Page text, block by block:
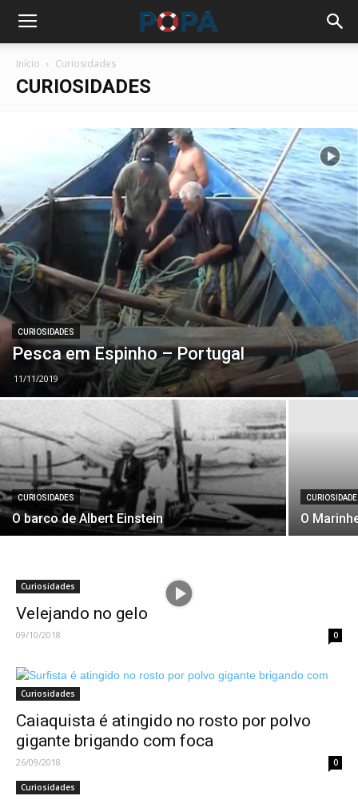
Início Curiosidades
CURIOSIDADES
CURIOSIDADES
Pesca em Espinho – Portugal
11/11/2019
CURIOSIDADES
O barco de Albert Einstein O
Curiosidades
Velejando no gelo
09/10/2018 0
Curiosidades
Caiaquista é atingido no rosto por polvo
gigante brigando com foca
26/09/2018 0
Curiosidades